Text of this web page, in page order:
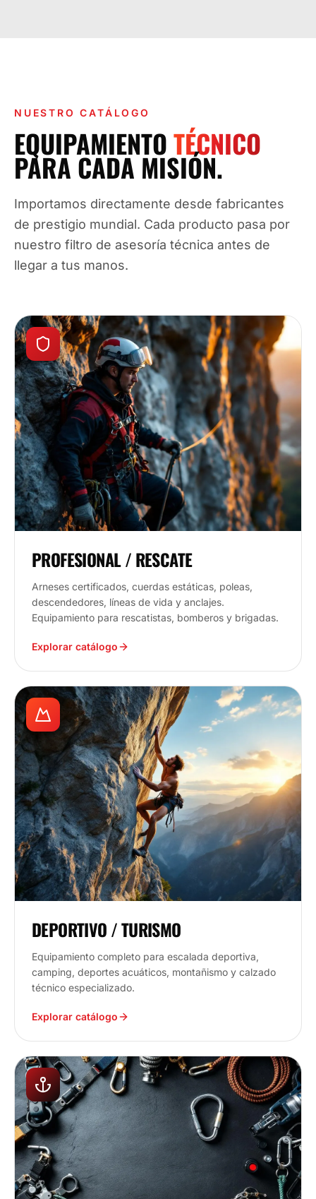
NUESTRO CATÁLOGO
EQUIPAMIENTOTÉCNICO
PARA CADA MISIÓN.
Importamos directamente desde fabricantes
de prestigio mundial. Cada producto pasa por
nuestro filtro de asesoría técnica antes de
llegar a tus manos.
PROFESIONAL / RESCATE
Arneses certificados, cuerdas estáticas, poleas,
descendedores, líneas de vida y anclajes.
Equipamiento para rescatistas, bomberos y brigadas.
Explorar catálogo
DEPORTIVO / TURISMO
Equipamiento completo para escalada deportiva,
camping, deportes acuáticos, montañismo y calzado
técnico especializado.
Explorar catálogo